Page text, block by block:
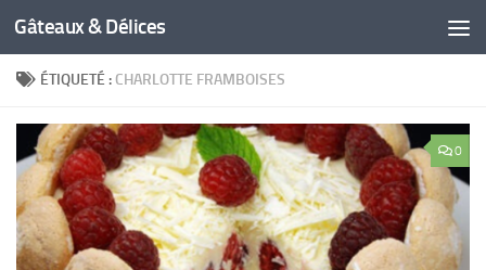
Gâteaux & Délices
ÉTIQUETÉ : CHARLOTTE FRAMBOISES
0